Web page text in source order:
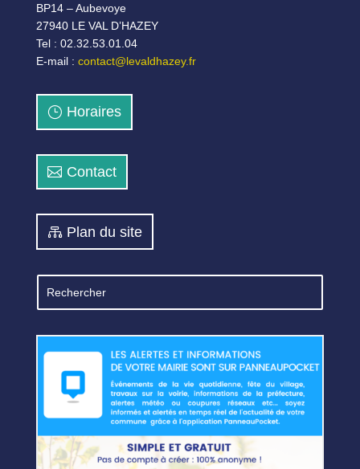
BP14 – Aubevoye
27940 LE VAL D’HAZEY
Tel : 02.32.53.01.04
E-mail : contact@levaldhazey.fr
Horaires
Contact
Plan du site